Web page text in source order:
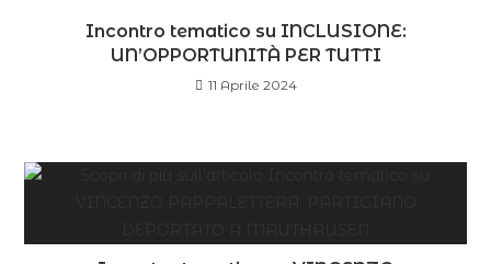
Incontro tematico su INCLUSIONE:
UN’OPPORTUNITÀ PER TUTTI
11 Aprile 2024